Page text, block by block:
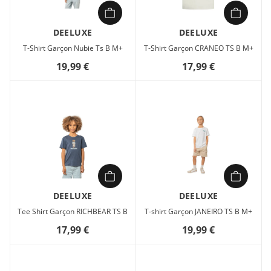
DEELUXE
T-Shirt Garçon Nubie Ts B M+
19,99 €
DEELUXE
T-Shirt Garçon CRANEO TS B M+
17,99 €
DEELUXE
Tee Shirt Garçon RICHBEAR TS B
17,99 €
DEELUXE
T-shirt Garçon JANEIRO TS B M+
19,99 €